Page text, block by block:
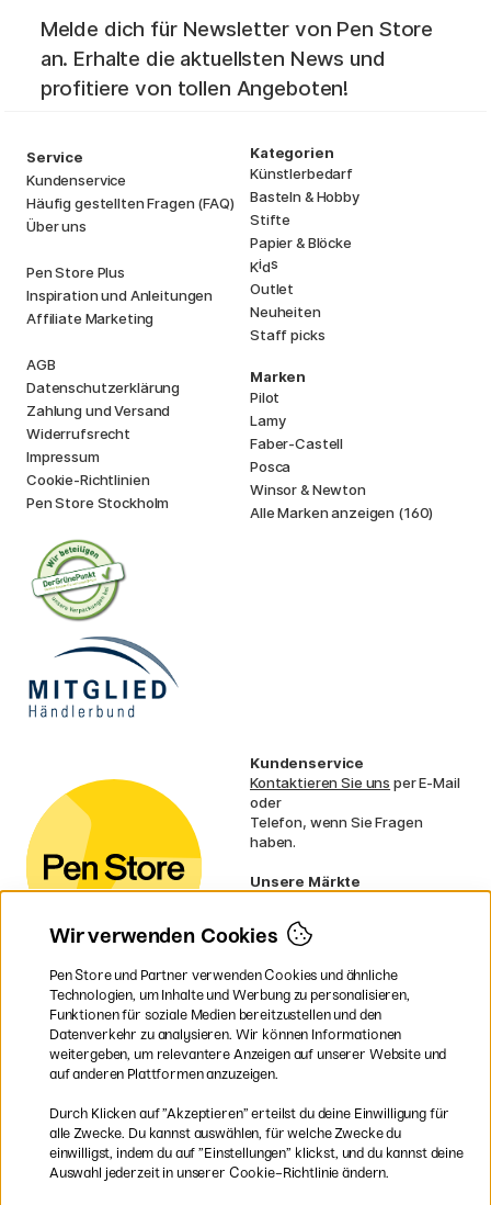
Melde dich für Newsletter von Pen Store
an. Erhalte die aktuellsten News und
profitiere von tollen Angeboten!
Service
Kundenservice
Häufig gestellten Fragen (FAQ)
Über uns
Pen Store Plus
Inspiration und Anleitungen
Affiliate Marketing
AGB
Datenschutzerklärung
Zahlung und Versand
Widerrufsrecht
Impressum
Cookie-Richtlinien
Pen Store Stockholm
Kategorien
Künstlerbedarf
Basteln & Hobby
Stifte
Papier & Blöcke
Kids
Outlet
Neuheiten
Staff picks
Marken
Pilot
Lamy
Faber-Castell
Posca
Winsor & Newton
Alle Marken anzeigen (160)
Kundenservice
Kontaktieren Sie uns per E-Mail
oder
Telefon, wenn Sie Fragen
haben.
Unsere Märkte
Norwegen
Dänemark
Frankreich
Irland
Niederlande
UK
EU
gelten für sperrige Produkte.
Sichere Bezahlung mit Visa, Mastercard und Paypal
Wir verwenden Cookies
Pen Store und Partner verwenden Cookies und ähnliche
Technologien, um Inhalte und Werbung zu personalisieren,
Funktionen für soziale Medien bereitzustellen und den
Datenverkehr zu analysieren. Wir können Informationen
weitergeben, um relevantere Anzeigen auf unserer Website und
auf anderen Plattformen anzuzeigen.
Durch Klicken auf ”Akzeptieren” erteilst du deine Einwilligung für
alle Zwecke. Du kannst auswählen, für welche Zwecke du
einwilligst, indem du auf ”Einstellungen” klickst, und du kannst deine
Auswahl jederzeit in unserer Cookie-Richtlinie ändern.